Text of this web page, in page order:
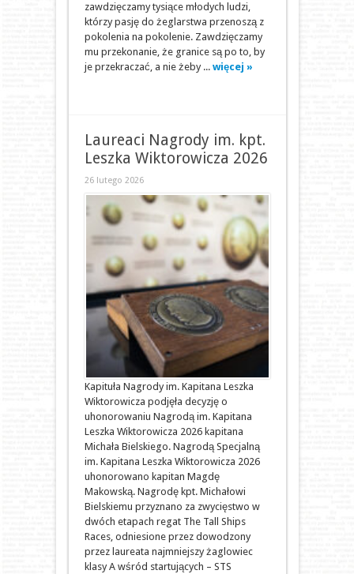
zawdzięczamy tysiące młodych ludzi,
którzy pasję do żeglarstwa przenoszą z
pokolenia na pokolenie. Zawdzięczamy
mu przekonanie, że granice są po to, by
je przekraczać, a nie żeby ... więcej »
Laureaci Nagrody im. kpt.
Leszka Wiktorowicza 2026
26 lutego 2026
Kapituła Nagrody im. Kapitana Leszka
Wiktorowicza podjęła decyzję o
uhonorowaniu Nagrodą im. Kapitana
Leszka Wiktorowicza 2026 kapitana
Michała Bielskiego. Nagrodą Specjalną
im. Kapitana Leszka Wiktorowicza 2026
uhonorowano kapitan Magdę
Makowską. Nagrodę kpt. Michałowi
Bielskiemu przyznano za zwycięstwo w
dwóch etapach regat The Tall Ships
Races, odniesione przez dowodzony
przez laureata najmniejszy żaglowiec
klasy A wśród startujących – STS